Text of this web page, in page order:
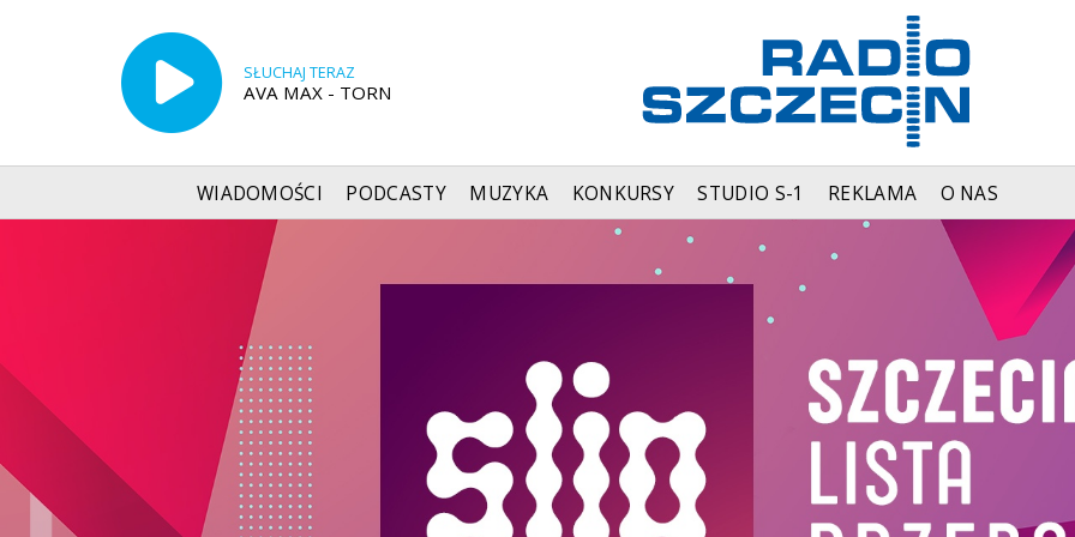
SŁUCHAJ TERAZ
AVA MAX - TORN
WIADOMOŚCI PODCASTY MUZYKA KONKURSY STUDIO S-1 REKLAMA O NAS